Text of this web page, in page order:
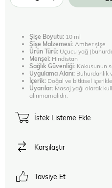
Şişe Boyutu: 10 ml
Şişe Malzemesi: Amber şişe
Ürün Türü: Uçucu yağ
Menşei: Hindistan
Sağlık Güvenliği: Kokusunun
Uygulama Alanı: Buhurdanlık
İçerik: Doğal ve bitkisel
Uyarılar: Masaj yağı olarak
alınmamalıdır.
İstek Listeme Ekle
Karşılaştır
Tavsiye Et